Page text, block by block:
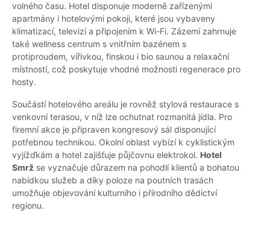
volného času. Hotel disponuje moderně zařízenými
apartmány i hotelovými pokoji, které jsou vybaveny
klimatizací, televizí a připojením k Wi-Fi. Zázemí zahrnuje
také wellness centrum s vnitřním bazénem s
protiproudem, vířivkou, finskou i bio saunou a relaxační
místností, což poskytuje vhodné možnosti regenerace pro
hosty.
Součástí hotelového areálu je rovněž stylová restaurace s
venkovní terasou, v níž lze ochutnat rozmanitá jídla. Pro
firemní akce je připraven kongresový sál disponující
potřebnou technikou. Okolní oblast vybízí k cyklistickým
vyjížďkám a hotel zajišťuje půjčovnu elektrokol. Hotel
Smrž se vyznačuje důrazem na pohodlí klientů a bohatou
nabídkou služeb a díky poloze na poutních trasách
umožňuje objevování kulturního i přírodního dědictví
regionu.